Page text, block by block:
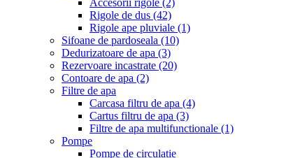
Accesorii rigole (2)
Rigole de dus (42)
Rigole ape pluviale (1)
Sifoane de pardoseala (10)
Dedurizatoare de apa (3)
Rezervoare incastrate (20)
Contoare de apa (2)
Filtre de apa
Carcasa filtru de apa (4)
Cartus filtru de apa (3)
Filtre de apa multifunctionale (1)
Pompe
Pompe de circulatie